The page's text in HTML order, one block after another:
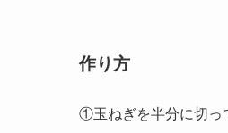
作り方
①玉ねぎを半分に切っ